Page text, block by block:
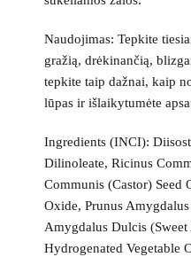
Naudojimas: Tepkite
gražią, drėkinančią,
tepkite taip dažnai, kaip
lūpas ir išlaikytumėte
Ingredients (INCI):
Dilinoleate, Ricinus
Communis (Castor) Seed
Oxide, Prunus
Amygdalus Dulcis
Hydrogenated Vegetable